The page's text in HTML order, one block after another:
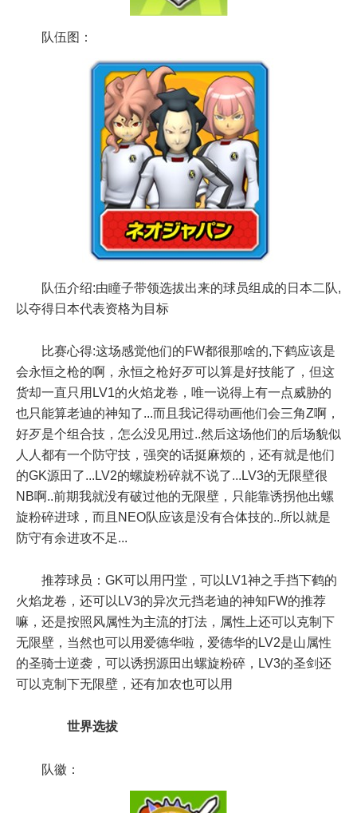
队伍图：
队伍介绍:由瞳子带领选拔出来的球员组成的日本二队,
以夺得日本代表资格为目标
比赛心得:这场感觉他们的FW都很那啥的,下鹤应该是
会永恒之枪的啊，永恒之枪好歹可以算是好技能了，但这
货却一直只用LV1的火焰龙卷，唯一说得上有一点威胁的
也只能算老迪的神知了...而且我记得动画他们会三角Z啊，
好歹是个组合技，怎么没见用过..然后这场他们的后场貌似
人人都有一个防守技，强突的话挺麻烦的，还有就是他们
的GK源田了...LV2的螺旋粉碎就不说了...LV3的无限壁很
NB啊..前期我就没有破过他的无限壁，只能靠诱拐他出螺
旋粉碎进球，而且NEO队应该是没有合体技的..所以就是
防守有余进攻不足...
推荐球员：GK可以用円堂，可以LV1神之手挡下鹤的
火焰龙卷，还可以LV3的异次元挡老迪的神知FW的推荐
嘛，还是按照风属性为主流的打法，属性上还可以克制下
无限壁，当然也可以用爱德华啦，爱德华的LV2是山属性
的圣骑士逆袭，可以诱拐源田出螺旋粉碎，LV3的圣剑还
可以克制下无限壁，还有加农也可以用
世界选拔
队徽：